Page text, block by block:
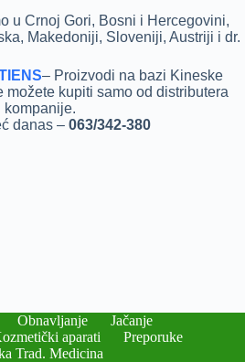
u Crnoj Gori, Bosni i Hercegovini,
Makedoniji, Sloveniji, Austriji i dr.
– Proizvodi na bazi Kineske
kupiti samo od distributera
kompanije.
danas –063/342-380
Obnavljanje
Jačanje
aparati
Preporuke
Trad. Medicina